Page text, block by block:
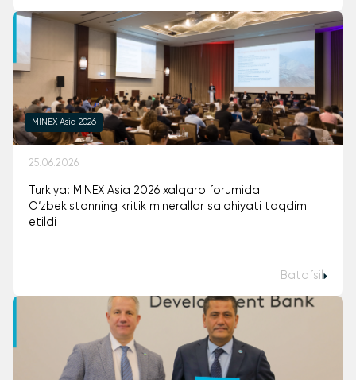
MINEX Asia 2026
25.06.2026
Turkiya: MINEX Asia 2026 xalqaro forumida
O‘zbekistonning kritik minerallar salohiyati taqdim
etildi
Batafsil